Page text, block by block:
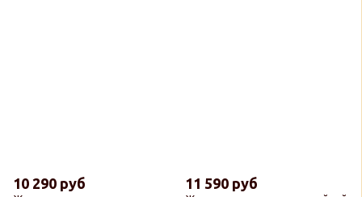
10 290 руб 11 590 руб